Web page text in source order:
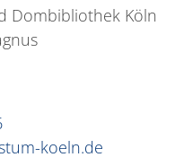
Dombibliothek Köln
koeln.de